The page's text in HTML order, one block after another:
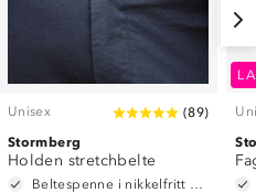
Unisex (89)
Stormberg
Holden stretchbelte